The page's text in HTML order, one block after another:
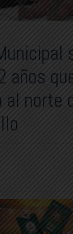
años
al norte